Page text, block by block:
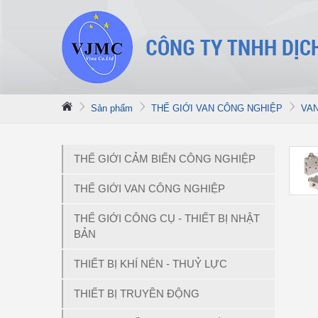
Sản phẩm THẾ GIỚI VAN CÔNG NGHIỆP
THẾ GIỚI CẢM BIẾN CÔNG NGHIỆP
THẾ GIỚI VAN CÔNG NGHIỆP
THẾ GIỚI CÔNG CỤ - THIẾT BỊ NHẬT
BẢN
THIẾT BỊ KHÍ NÉN - THUỶ LỰC
THIẾT BỊ TRUYỀN ĐỘNG